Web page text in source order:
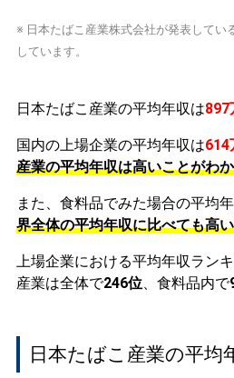
※ 日本たばこ産業株式会社が発表してい
しています。
日本たばこ産業の平均年収は897
国内の上場企業の平均年収は614
産業の平均年収は高いことがわ
また、食料品でみた場合の平均
界全体の平均年収に比べても高
上場企業における平均年収ラン
産業は全体で246位、食料品内で
日本たばこ産業の平均